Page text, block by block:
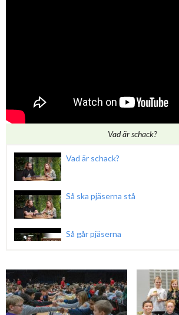
Vad är schack?
Vad är schack?
Så ska pjäserna stå
Så går pjäserna
Så gör man schack matt
Schack matt med dam eller